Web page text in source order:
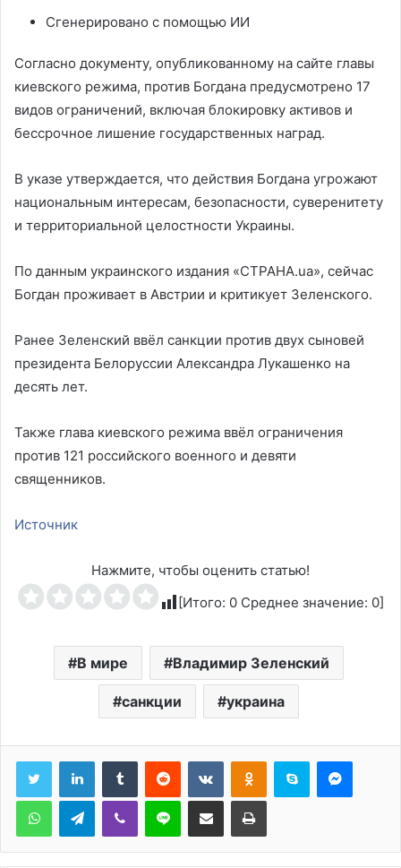
Сгенерировано с помощью ИИ
Согласно документу, опубликованному на сайте главы
киевского режима, против Богдана предусмотрено 17
видов ограничений, включая блокировку активов и
бессрочное лишение государственных наград.
В указе утверждается, что действия Богдана угрожают
национальным интересам, безопасности, суверенитету
и территориальной целостности Украины.
По данным украинского издания «СТРАНА.ua», сейчас
Богдан проживает в Австрии и критикует Зеленского.
Ранее Зеленский ввёл санкции против двух сыновей
президента Белоруссии Александра Лукашенко на
десять лет.
Также глава киевского режима ввёл ограничения
против 121 российского военного и девяти
священников.
Источник
Нажмите, чтобы оценить статью!
[Итого: 0 Среднее значение: 0]
В мире Владимир Зеленский
санкции украина
Tumblr Reddit ВконтактеОдноклассники
Skype
WhatsAppTelegramViber Line Поделиться через электронную почту Печатать